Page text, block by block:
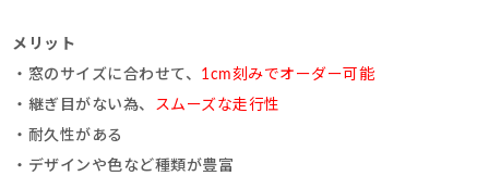
メリット
・窓のサイズに合わせて、 1cm刻みでオーダー可能
・継ぎ目がない為、 スムーズな走行性
・耐久性がある
・デザインや色など種類が豊富